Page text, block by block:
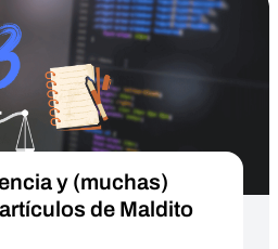
y (muchas)
de Maldito